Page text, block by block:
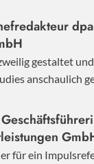
gestaltet
anschaulich
für ein